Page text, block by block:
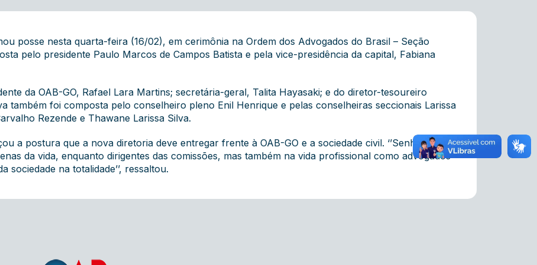
posse nesta quarta-feira (16/02), em cerimônia na Ordem dos Advogados do Brasil – Seção
pelo presidente Paulo Marcos de Campos Batista e pela vice-presidência da capital, Fabiana
da OAB-GO, Rafael Lara Martins; secretária-geral, Talita Hayasaki; e do diretor-tesoureiro
também foi composta pelo conselheiro pleno Enil Henrique e pelas conselheiras seccionais Larissa
Rezende e Thawane Larissa Silva.
a postura que a nova diretoria deve entregar frente à OAB-GO e a sociedade civil. ‘’Senhores,
da vida, enquanto dirigentes das comissões, mas também na vida profissional como advogados
sociedade na totalidade’’, ressaltou.